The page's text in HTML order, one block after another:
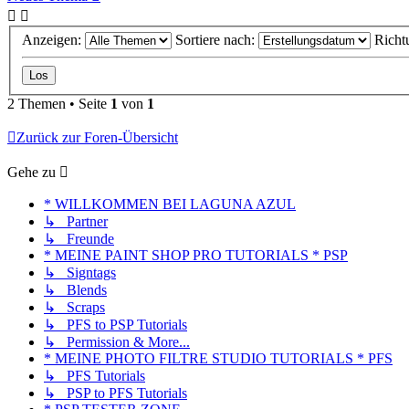
Anzeigen: Sortiere nach:
2 Themen • Seite 1 von 1
Zurück zur Foren-Übersicht
Gehe zu
* WILLKOMMEN BEI LAGUNA AZUL
↳ Partner
↳ Freunde
* MEINE PAINT SHOP PRO TUTORIALS * PSP
↳ Signtags
↳ Blends
↳ Scraps
↳ PFS to PSP Tutorials
↳ Permission & More...
* MEINE PHOTO FILTRE STUDIO TUTORIALS * PFS
↳ PFS Tutorials
↳ PSP to PFS Tutorials